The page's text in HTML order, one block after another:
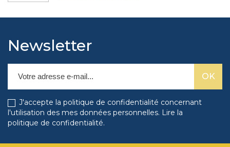
Newsletter
J'accepte la politique de confidentialité concernant
l'utilisation des mes données personnelles. Lire la
politique de confidentialité.